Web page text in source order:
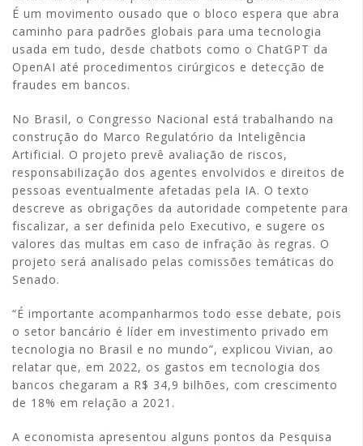
É um movimento ousado que o bloco espera que abra
caminho para padrões globais para uma tecnologia
usada em tudo, desde chatbots como o ChatGPT da
OpenAI até procedimentos cirúrgicos e detecção de
fraudes em bancos.
No Brasil, o Congresso Nacional está trabalhando na
construção do Marco Regulatório da Inteligência
Artificial. O projeto prevê avaliação de riscos,
responsabilização dos agentes envolvidos e direitos de
pessoas eventualmente afetadas pela IA. O texto
descreve as obrigações da autoridade competente para
fiscalizar, a ser definida pelo Executivo, e sugere os
valores das multas em caso de infração às regras. O
projeto será analisado pelas comissões temáticas do
Senado.
“É importante acompanharmos todo esse debate, pois
o setor bancário é líder em investimento privado em
tecnologia no Brasil e no mundo”, explicou Vivian, ao
relatar que, em 2022, os gastos em tecnologia dos
bancos chegaram a R$ 34,9 bilhões, com crescimento
de 18% em relação a 2021.
A economista apresentou alguns pontos da Pesquisa